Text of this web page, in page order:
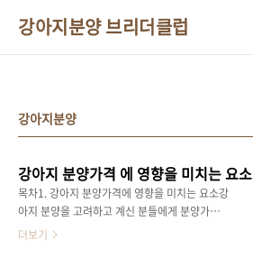
강아지분양 브리더클럽
강아지분양
강아지 분양가격 에 영향을 미치는 요소
목차1. 강아지 분양가격에 영향을 미치는 요소강
아지 분양을 고려하고 계신 분들에게 분양가격
은 가장 중요한 요소 중 하나입니다. 강아지 분양
더보기